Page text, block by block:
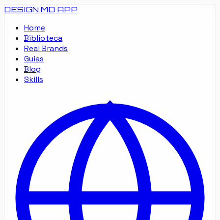
DESIGN.MD APP
Home
Biblioteca
Real Brands
Guias
Blog
Skills